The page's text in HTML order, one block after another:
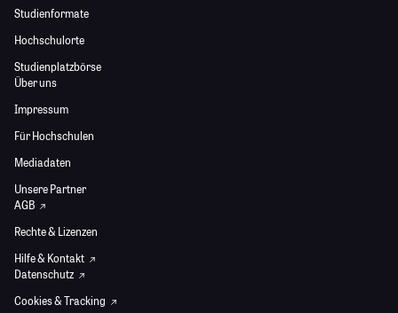
Studienformate
Hochschulorte
Studienplatzbörse
Über uns
Impressum
Für Hochschulen
Mediadaten
Unsere Partner
AGB
Rechte & Lizenzen
Hilfe & Kontakt
Datenschutz
Cookies & Tracking